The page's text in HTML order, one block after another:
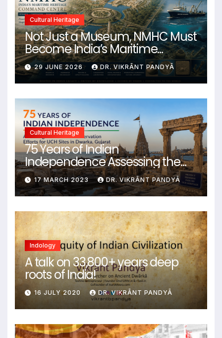
Cultural Heritage
Not Just a Museum, NMHC Must
Become India’s Maritime
Heritage Command Centre
29 JUNE 2026 DR. VIKRĀNT PANDYĀ
Cultural Heritage
75 Years of Indian
Independence Assessing the
State of Conservation Efforts for
UCH Sites in Dwarka, Gujarat
17 MARCH 2023 DR. VIKRĀNT PANDYĀ
Indology
A talk on 33,800+ years deep
roots of India!
16 JULY 2020 DR. VIKRĀNT PANDYĀ